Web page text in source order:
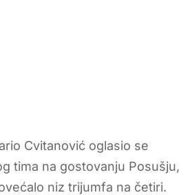
Cvitanović oglasio se
tima na gostovanju Posušju,
niz trijumfa na četiri.